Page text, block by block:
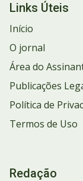
Links Úteis
Início
O jornal
Área do
Publicações
Política de
Termos de Uso
Redação